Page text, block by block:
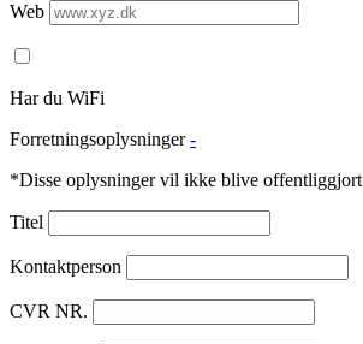
Web
Har du WiFi
Forretningsoplysninger -
*Disse oplysninger vil ikke blive offentliggjort
Titel
Kontaktperson
CVR NR.